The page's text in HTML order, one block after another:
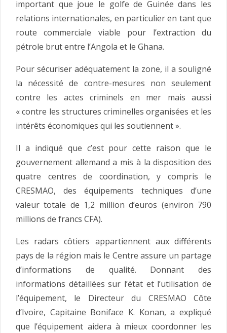
important que joue le golfe de Guinée dans les
relations internationales, en particulier en tant que
route commerciale viable pour l’extraction du
pétrole brut entre l’Angola et le Ghana.
Pour sécuriser adéquatement la zone, il a souligné
la nécessité de contre-mesures non seulement
contre les actes criminels en mer mais aussi
« contre les structures criminelles organisées et les
intérêts économiques qui les soutiennent ».
Il a indiqué que c’est pour cette raison que le
gouvernement allemand a mis à la disposition des
quatre centres de coordination, y compris le
CRESMAO, des équipements techniques d’une
valeur totale de 1,2 million d’euros (environ 790
millions de francs CFA).
Les radars côtiers appartiennent aux différents
pays de la région mais le Centre assure un partage
d’informations de qualité. Donnant des
informations détaillées sur l’état et l’utilisation de
l’équipement, le Directeur du CRESMAO Côte
d’Ivoire, Capitaine Boniface K. Konan, a expliqué
que l’équipement aidera à mieux coordonner les